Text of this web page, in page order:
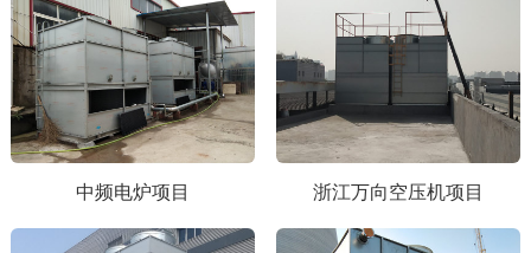
中频电炉项目 浙江万向空压机项目